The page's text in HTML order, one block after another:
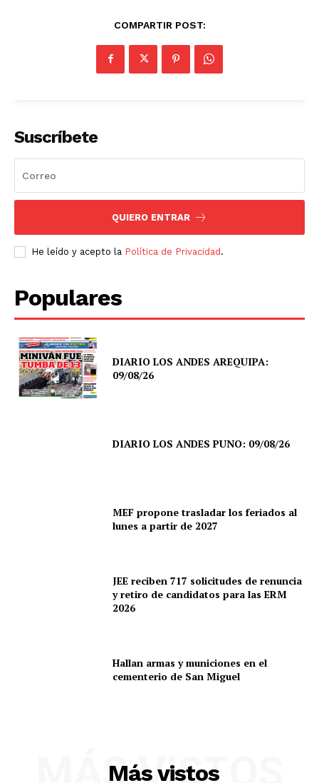
COMPARTIR POST:
Suscríbete
QUIERO ENTRAR
He leído y acepto la Política de Privacidad.
Populares
DIARIO LOS ANDES AREQUIPA:
09/08/26
DIARIO LOS ANDES PUNO: 09/08/26
MEF propone trasladar los feriados al
lunes a partir de 2027
JEE reciben 717 solicitudes de renuncia
y retiro de candidatos para las ERM
2026
Hallan armas y municiones en el
cementerio de San Miguel
Más vistos
MÁS VISTOS